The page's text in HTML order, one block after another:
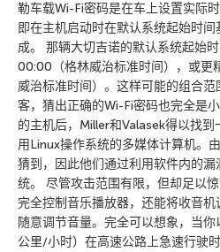
勒车载Wi-Fi密码是在车上设置实际
即在主机启动时在默认系统起始时
成。 那辆大切吉诺的默认系统起始
00:00（格林威治标准时间），或更
威治标准时间）。这样可能的组合
客，猜出正确的Wi-Fi密码也完全是
的主机后，Miller和Valasek得以找
用Linux操作系统的多媒体计算机。
猜到，因此他们通过利用软件内的
统。 尽管攻击范围有限，但却足以
完全控制音乐播放器，还能将收音
随意调节音量。完全可以想象，当
公里/小时）在高速公路上急速行驶